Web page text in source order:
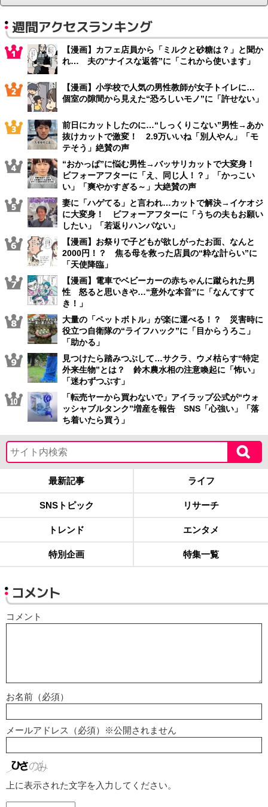
週間アクセスランキング
【漫画】カフェ店員から「ミルクと砂糖は？」と聞か
れ… 夫の“ナイスな返答”に「これから使います」
【漫画】小学校で人気の男性教師が女子トイレに…
個室の隙間から見えた“恐ろしいモノ”に「許せない」
前日にカットしたのに…“しっくりこない”男性→あか
抜けカットで激変！ 2.9万いいね「別人やん」「モ
テそう」絶賛の声
“おかっぱ”に悩む男性→バッサリカットで大変身！
ビフォーアフターに「え、同じ人！？」「かっこい
い」「爽やかすぎる～」大絶賛の声
妻に「ハゲてる」と言われ…カットで解決→イケオジ
に大変身！ ビフォーアフターに「うちの夫もお願い
したい」「若返りハンパない」
【漫画】お祭りで子どもが欲しがったお面、なんと
2000円！？ 焦る母を救った店員の“粋な計らい”に
「天使降臨」
【漫画】電車でベビーカーの赤ちゃんに蹴られた男
性 怒ると思いきや…“意外な本音”に「なんてすて
き！」
大量の「ペットボトル」が楽に運べる！？ 災害時に
役立つ自衛隊の“ライフハック”に「目からうろこ」
「助かる」
見つけたら踏みつぶして…サクラ、ウメ枯らす“特定
外来生物”とは？ 鈴木農水相の注意喚起に「怖い」
「迷わずつぶす」
「転売ヤーから買わないで」アイラップ公式が“ウォ
ッシャブルタンク”増産を報告 SNS「心強い」「落
ち着いたら買う」
最新記事 ライフ
SNSトピック リサーチ
トレンド エンタメ
特別企画 特集一覧
コメント
コメント
お名前（必須）
メールアドレス（必須）※公開されません
上に表示された文字を入力してください。